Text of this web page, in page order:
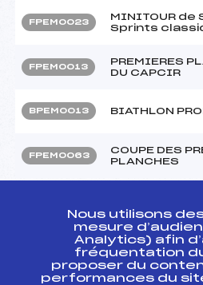
FPEM0023
MINITOUR de
Sprints
FPEM0013
PREMIERES
DU CAPCIR
BPEM0013 BIATHLON
FPEM0063
COUPE DES
PLANCHES
Circuits Nordique 2018
Nous utilisons
mesure
Analytics) afin
fréquentation
proposer du
performances du